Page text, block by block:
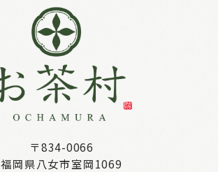
〒834-0066
福岡県八女市室岡1069